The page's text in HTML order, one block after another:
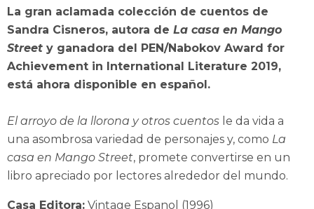
La gran aclamada colección de cuentos de
Sandra Cisneros, autora de La casa en Mango
Street y ganadora del PEN/Nabokov Award for
Achievement in International Literature 2019,
está ahora disponible en español.
El arroyo de la llorona y otros cuentos le da vida a
una asombrosa variedad de personajes y, como La
casa en Mango Street, promete convertirse en un
libro apreciado por lectores alrededor del mundo.
Casa Editora: Vintage Espanol (1996)